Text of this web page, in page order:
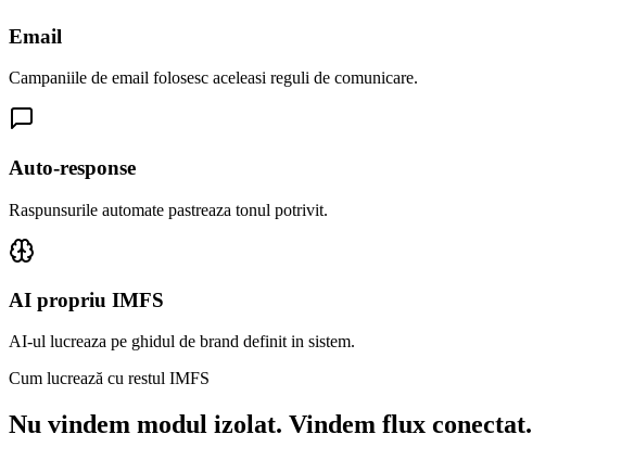
Email
Campaniile de email folosesc aceleasi reguli de comunicare.
Auto-response
Raspunsurile automate pastreaza tonul potrivit.
AI propriu IMFS
AI-ul lucreaza pe ghidul de brand definit in sistem.
Cum lucrează cu restul IMFS
Nu vindem modul izolat. Vindem flux conectat.